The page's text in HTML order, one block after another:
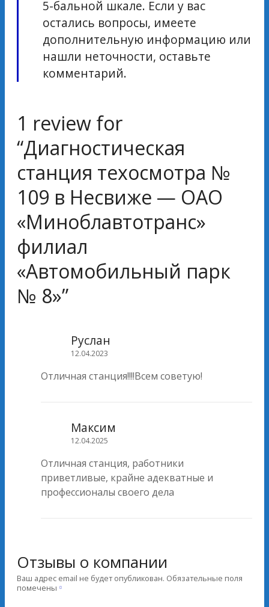
5-бальной шкале. Если у вас
остались вопросы, имеете
дополнительную информацию или
нашли неточности, оставьте
комментарий.
1 review for
“Диагностическая
станция техосмотра №
109 в Несвиже — ОАО
«Миноблавтотранс»
филиал
«Автомобильный парк
№ 8»”
Руслан
12.04.2023
Отличная станция!!!!Всем советую!
Максим
12.04.2025
Отличная станция, работники
приветливые, крайне адекватные и
профессионалы своего дела
Отзывы о компании
Ваш адрес email не будет опубликован. Обязательные поля
помечены